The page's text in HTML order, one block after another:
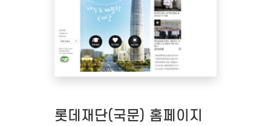
롯데재단(국문) 홈페이지